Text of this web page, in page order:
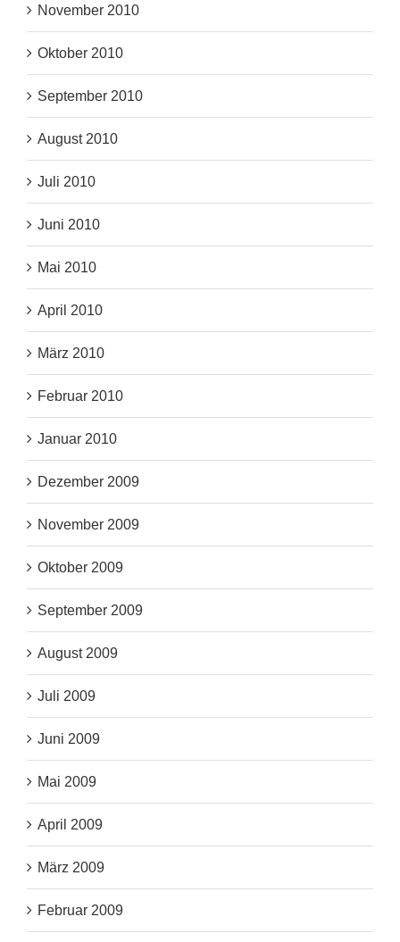
November 2010
Oktober 2010
September 2010
August 2010
Juli 2010
Juni 2010
Mai 2010
April 2010
März 2010
Februar 2010
Januar 2010
Dezember 2009
November 2009
Oktober 2009
September 2009
August 2009
Juli 2009
Juni 2009
Mai 2009
April 2009
März 2009
Februar 2009